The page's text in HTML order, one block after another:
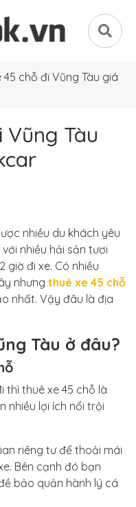
45 chỗ đi Vũng Tàu giá
Vũng Tàu
nhiều du khách yêu
nhiều hải sản tươi
giờ đi xe. Có nhiều
nhưng thuê xe 45 chỗ
nhất. Vậy đâu là địa
Tàu ở đâu?
thuê xe 45 chỗ là
nhiều lợi ích nổi trội
riêng tư để thoải mái
Bên cạnh đó bạn
bảo quản hành lý cá